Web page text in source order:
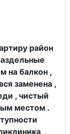
район
на балкон ,
заменена ,
, чистый
местом .
,